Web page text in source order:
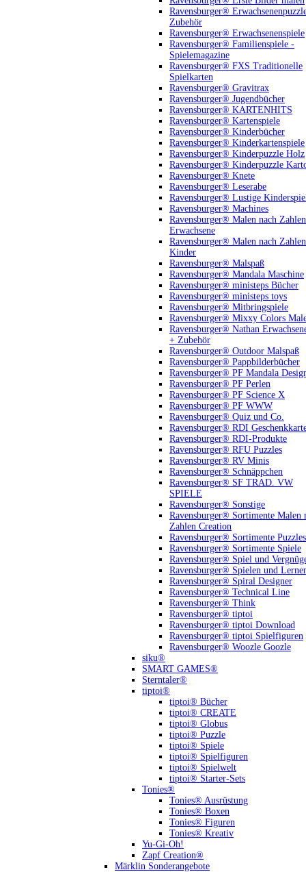
Ravensburger®
Zubehör
Ravensburger® Erwachsenenspiele
Ravensburger® Familienspiele -
Spielemagazine
Ravensburger® FXS Traditionelle
Spielkarten
Ravensburger® Gravitrax
Ravensburger® Jugendbücher
Ravensburger® KARTENHITS
Ravensburger® Kartenspiele
Ravensburger® Kinderbücher
Ravensburger® Kinderkartenspiele
Ravensburger® Kinderpuzzle Holz
Ravensburger® Kinderpuzzle
Ravensburger® Knete
Ravensburger® Leserabe
Ravensburger® Lustige
Ravensburger® Machines
Ravensburger® Malen nach Zahlen
Erwachsene
Ravensburger® Malen nach Zahlen
Kinder
Ravensburger® Malspaß
Ravensburger® Mandala Maschine
Ravensburger® ministeps Bücher
Ravensburger® ministeps toys
Ravensburger® Mitbringspiele
Ravensburger® Mixxy Colors
Ravensburger® Nathan
+ Zubehör
Ravensburger® Outdoor Malspaß
Ravensburger® Pappbilderbücher
Ravensburger® PF Mandala
Ravensburger® PF Perlen
Ravensburger® PF Science X
Ravensburger® PF WWW
Ravensburger® Quiz und Co.
Ravensburger® RDI
Ravensburger® RDI-Produkte
Ravensburger® RFU Puzzles
Ravensburger® RV Minis
Ravensburger® Schnäppchen
Ravensburger® SF TRAD. VW
SPIELE
Ravensburger® Sonstige
Ravensburger® Sortimente Malen
Zahlen Creation
Ravensburger® Sortimente Puzzles
Ravensburger® Sortimente Spiele
Ravensburger® Spiel und
Ravensburger® Spielen und
Ravensburger® Spiral Designer
Ravensburger® Technical Line
Ravensburger® Think
Ravensburger® tiptoi
Ravensburger® tiptoi Download
Ravensburger® tiptoi Spielfiguren
Ravensburger® Woozle Goozle
siku®
SMART GAMES®
Sterntaler®
tiptoi®
tiptoi® Bücher
tiptoi® CREATE
tiptoi® Globus
tiptoi® Puzzle
tiptoi® Spiele
tiptoi® Spielfiguren
tiptoi® Spielwelt
tiptoi® Starter-Sets
Tonies®
Tonies® Ausrüstung
Tonies® Boxen
Tonies® Figuren
Tonies® Kreativ
Yu-Gi-Oh!
Zapf Creation®
Märklin Sonderangebote